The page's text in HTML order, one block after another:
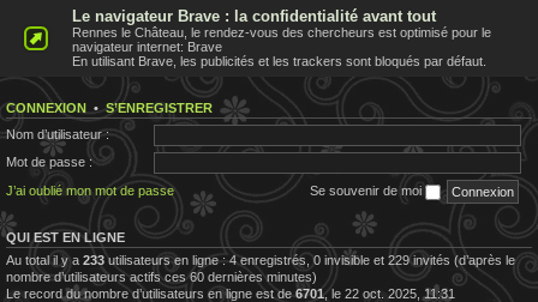
Le navigateur Brave : la confidentialité avant tout
Rennes le Château, le rendez-vous des chercheurs est optimisé pour le
navigateur internet: Brave
En utilisant Brave, les publicités et les trackers sont bloqués par défaut.
CONNEXION •S’ENREGISTRER
Nom d’utilisateur :
Mot de passe :
J’ai oublié mon mot de passe
Se souvenir de moi
QUI EST EN LIGNE
Au total il y a 233utilisateurs en ligne : 4 enregistrés, 0 invisible et 229 invités (d’après le
nombre d’utilisateurs actifs ces 60 dernières minutes)
Le record du nombre d’utilisateurs en ligne est de6701, le 22 oct. 2025, 11:31